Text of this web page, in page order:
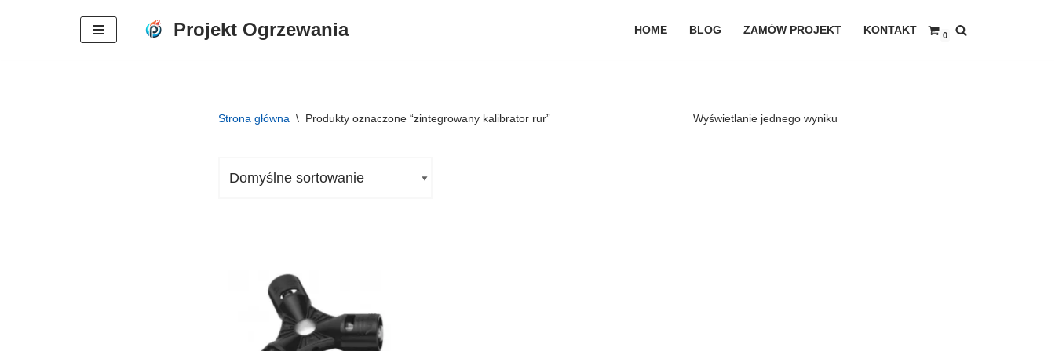
Projekt Ogrzewania HOME BLOG ZAMÓW PROJEKT KONTAKT 0
Strona główna \ Produkty oznaczone “zintegrowany kalibrator rur” Wyświetlanie jednego wyniku